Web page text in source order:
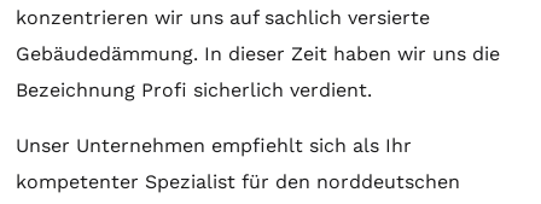
konzentrieren wir uns auf sachlich versierte
Gebäudedämmung. In dieser Zeit haben wir uns die
Bezeichnung Profi sicherlich verdient.
Unser Unternehmen empfiehlt sich als Ihr
kompetenter Spezialist für den norddeutschen